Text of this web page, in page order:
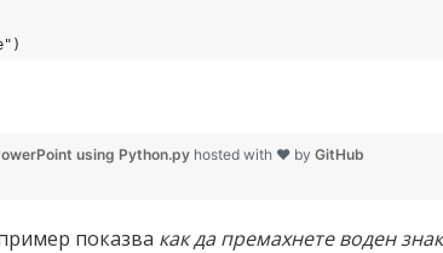
using Python.py hosted with ❤ by GitHub
показва как да премахнете воден